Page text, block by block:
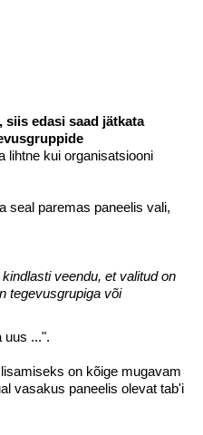
edasi saad jätkata
lihtne kui organisatsiooni
seal paremas paneelis vali,
veendu, et valitud on
tegevusgrupiga või
uus ...".
on kõige mugavam
vasakus paneelis olevat tab'i